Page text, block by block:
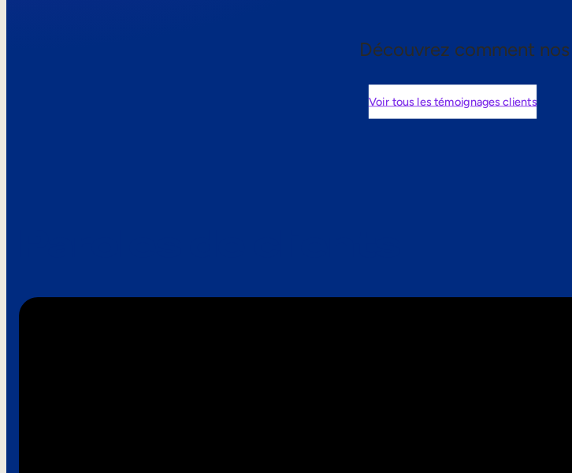
Découvrez comment
Voir tous les témoignages clients